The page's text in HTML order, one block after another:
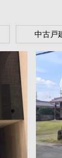
中古戸